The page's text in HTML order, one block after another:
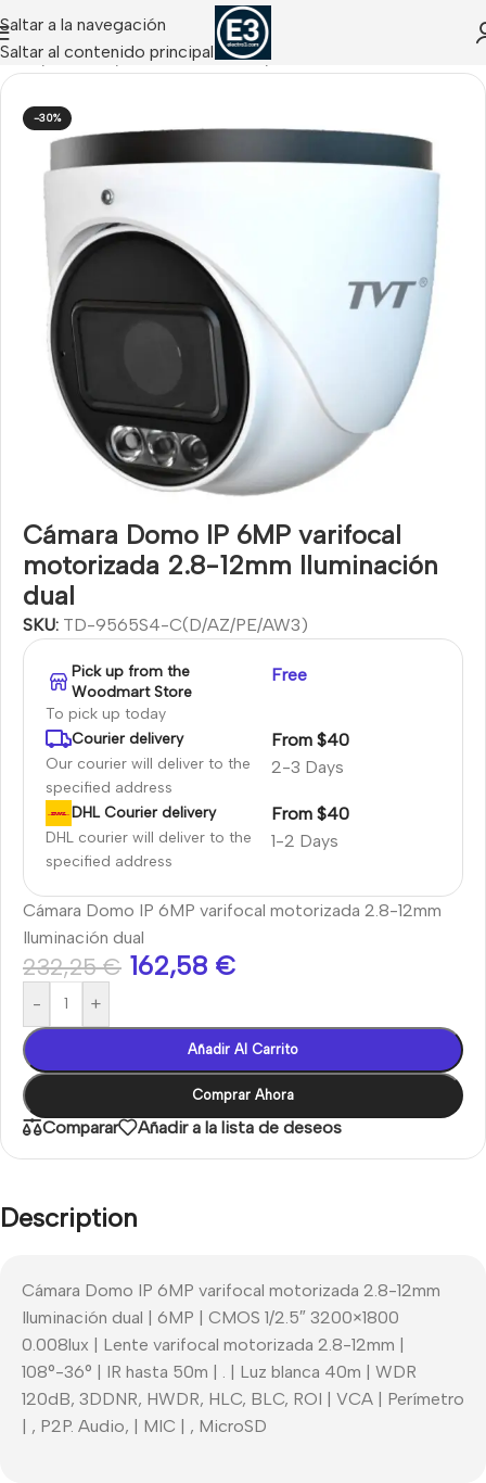
Saltar a la navegación
Saltar al contenido principal
Inicio CCTV IP/Cámaras IP Domo / Turret
-30%
Cámara Domo IP 6MP varifocal
motorizada 2.8-12mm Iluminación
dual
SKU: TD-9565S4-C(D/AZ/PE/AW3)
Pick up from the
Woodmart Store
To pick up today
Free
Courier delivery
Our courier will deliver to the
specified address
2-3 Days
From $40
DHL Courier delivery
DHL courier will deliver to the
specified address
1-2 Days
From $40
Cámara Domo IP 6MP varifocal motorizada 2.8-12mm
Iluminación dual
232,25€ 162,58 €
- +
Añadir Al Carrito
Comprar Ahora
Comparar Añadir a la lista de deseos
Description
Cámara Domo IP 6MP varifocal motorizada 2.8-12mm
Iluminación dual | 6MP | CMOS 1/2.5″ 3200×1800
0.008lux | Lente varifocal motorizada 2.8-12mm |
108°-36° | IR hasta 50m | . | Luz blanca 40m | WDR
120dB, 3DDNR, HWDR, HLC, BLC, ROI | VCA | Perímetro
| , P2P. Audio, | MIC | , MicroSD